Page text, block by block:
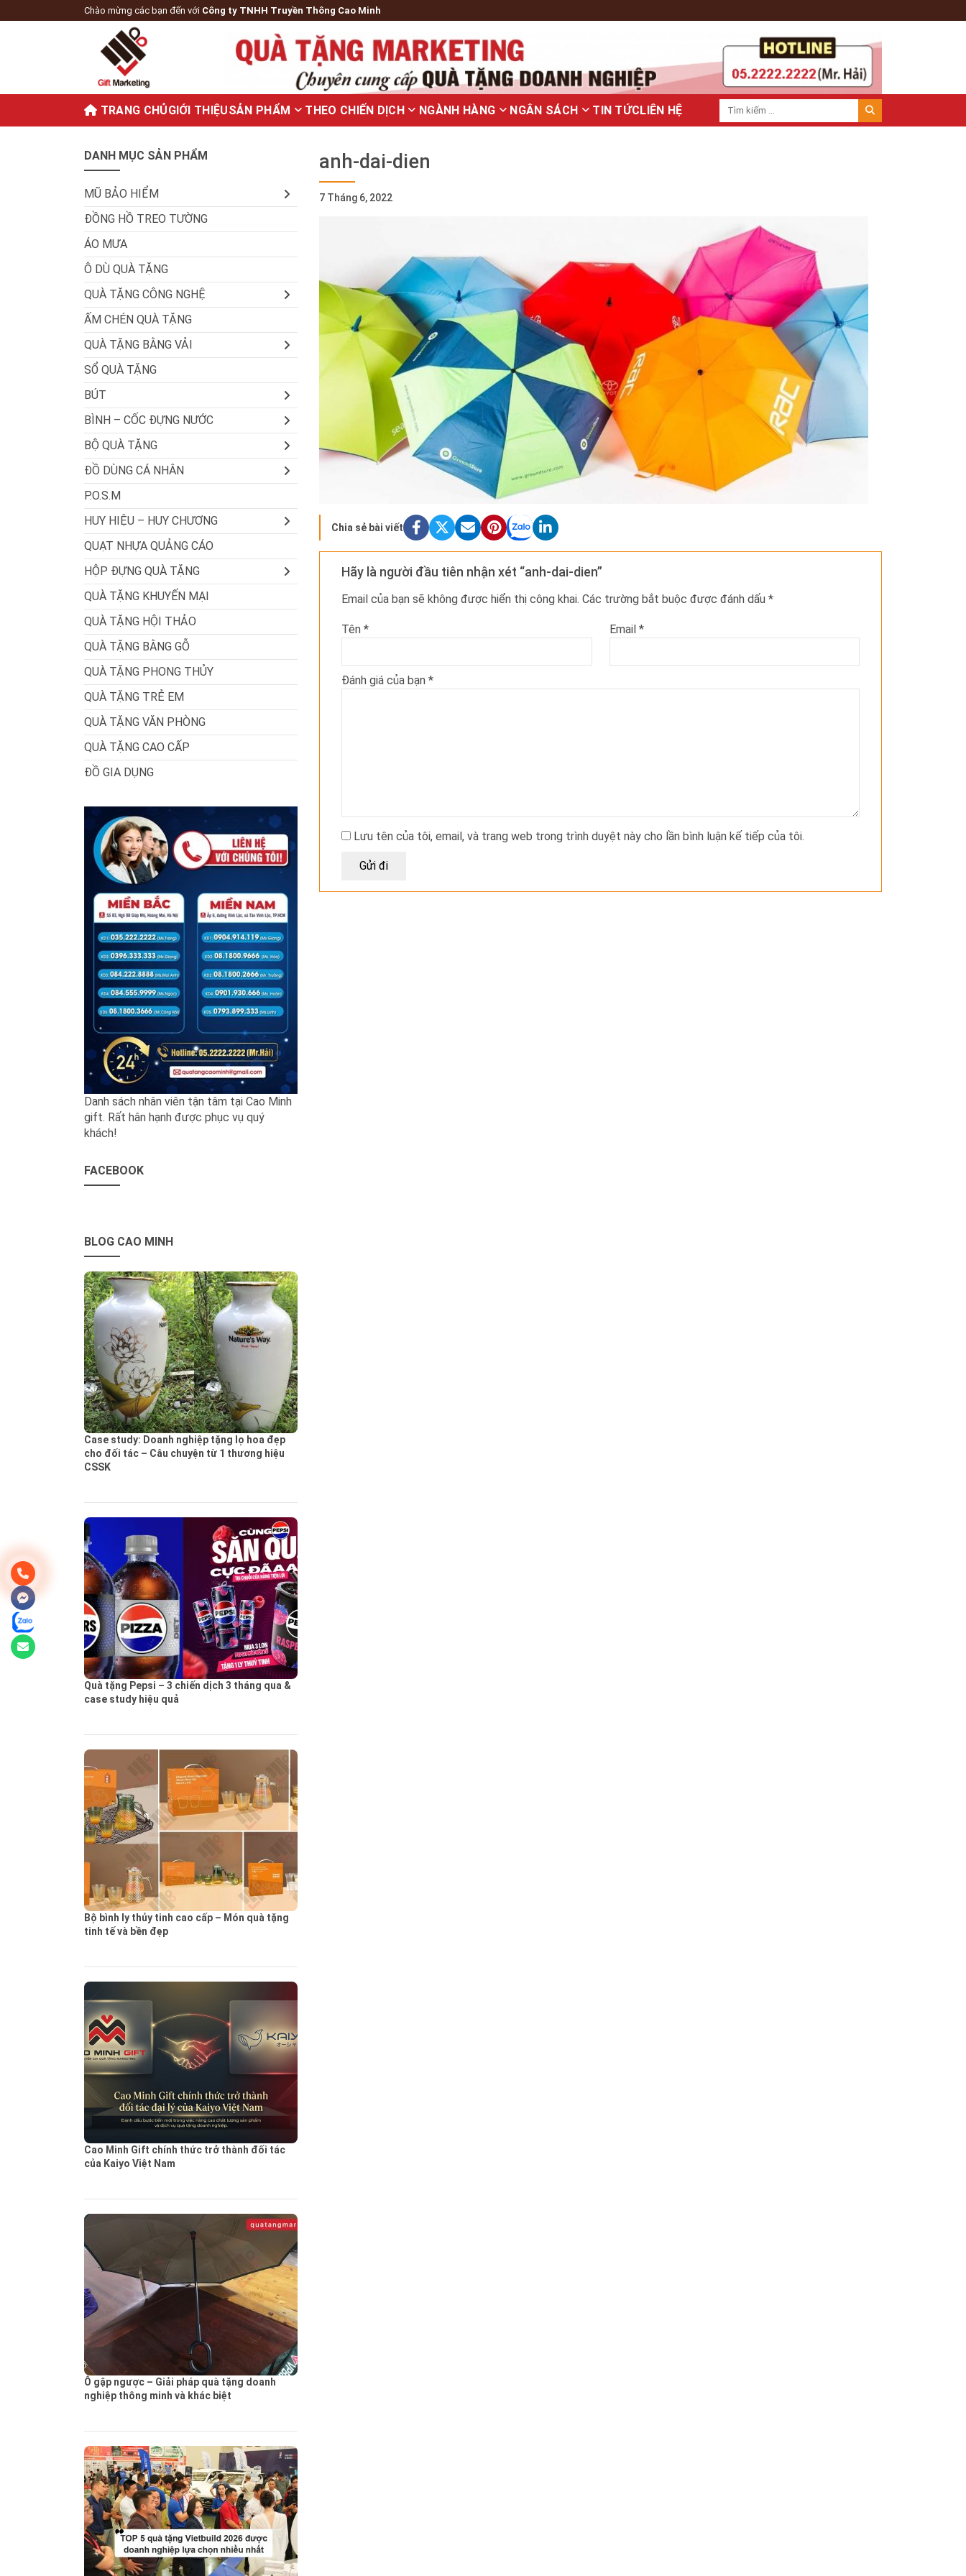
Chào mừng các bạn đến với Công ty TNHH Truyền Thông Cao Minh
TRANG CHỦGIỚI THIỆUSẢN PHẨM THEO CHIẾN DỊCH NGÀNH HÀNG NGÂN SÁCH TIN TỨCLIÊN HỆ
anh-dai-dien
7 Tháng 6, 2022
Chia sẻ bài viết
Hãy là người đầu tiên nhận xét “anh-dai-dien”
Email của bạn sẽ không được hiển thị công khai. Các trường bắt buộc được đánh dấu *
Tên * Email *
Đánh giá của bạn *
Lưu tên của tôi, email, và trang web trong trình duyệt này cho lần bình luận kế tiếp của tôi.
DANH MỤC SẢN PHẨM
MŨ BẢO HIỂM
ĐỒNG HỒ TREO TƯỜNG
ÁO MƯA
Ô DÙ QUÀ TẶNG
QUÀ TẶNG CÔNG NGHỆ
ẤM CHÉN QUÀ TẶNG
QUÀ TẶNG BẰNG VẢI
SỔ QUÀ TẶNG
BÚT
BÌNH – CỐC ĐỰNG NƯỚC
BỘ QUÀ TẶNG
ĐỒ DÙNG CÁ NHÂN
P.O.S.M
HUY HIỆU – HUY CHƯƠNG
QUẠT NHỰA QUẢNG CÁO
HỘP ĐỰNG QUÀ TẶNG
QUÀ TẶNG KHUYẾN MẠI
QUÀ TẶNG HỘI THẢO
QUÀ TẶNG BẰNG GỖ
QUÀ TẶNG PHONG THỦY
QUÀ TẶNG TRẺ EM
QUÀ TẶNG VĂN PHÒNG
QUÀ TẶNG CAO CẤP
ĐỒ GIA DỤNG
Danh sách nhân viên tận tâm tại Cao Minh
gift. Rất hân hạnh được phục vụ quý
khách!
FACEBOOK
BLOG CAO MINH
Case study: Doanh nghiệp tặng lọ hoa đẹp
cho đối tác – Câu chuyện từ 1 thương hiệu
CSSK
Quà tặng Pepsi – 3 chiến dịch 3 tháng qua &
case study hiệu quả
Bộ bình ly thủy tinh cao cấp – Món quà tặng
tinh tế và bền đẹp
Cao Minh Gift chính thức trở thành đối tác
của Kaiyo Việt Nam
Ô gập ngược – Giải pháp quà tặng doanh
nghiệp thông minh và khác biệt